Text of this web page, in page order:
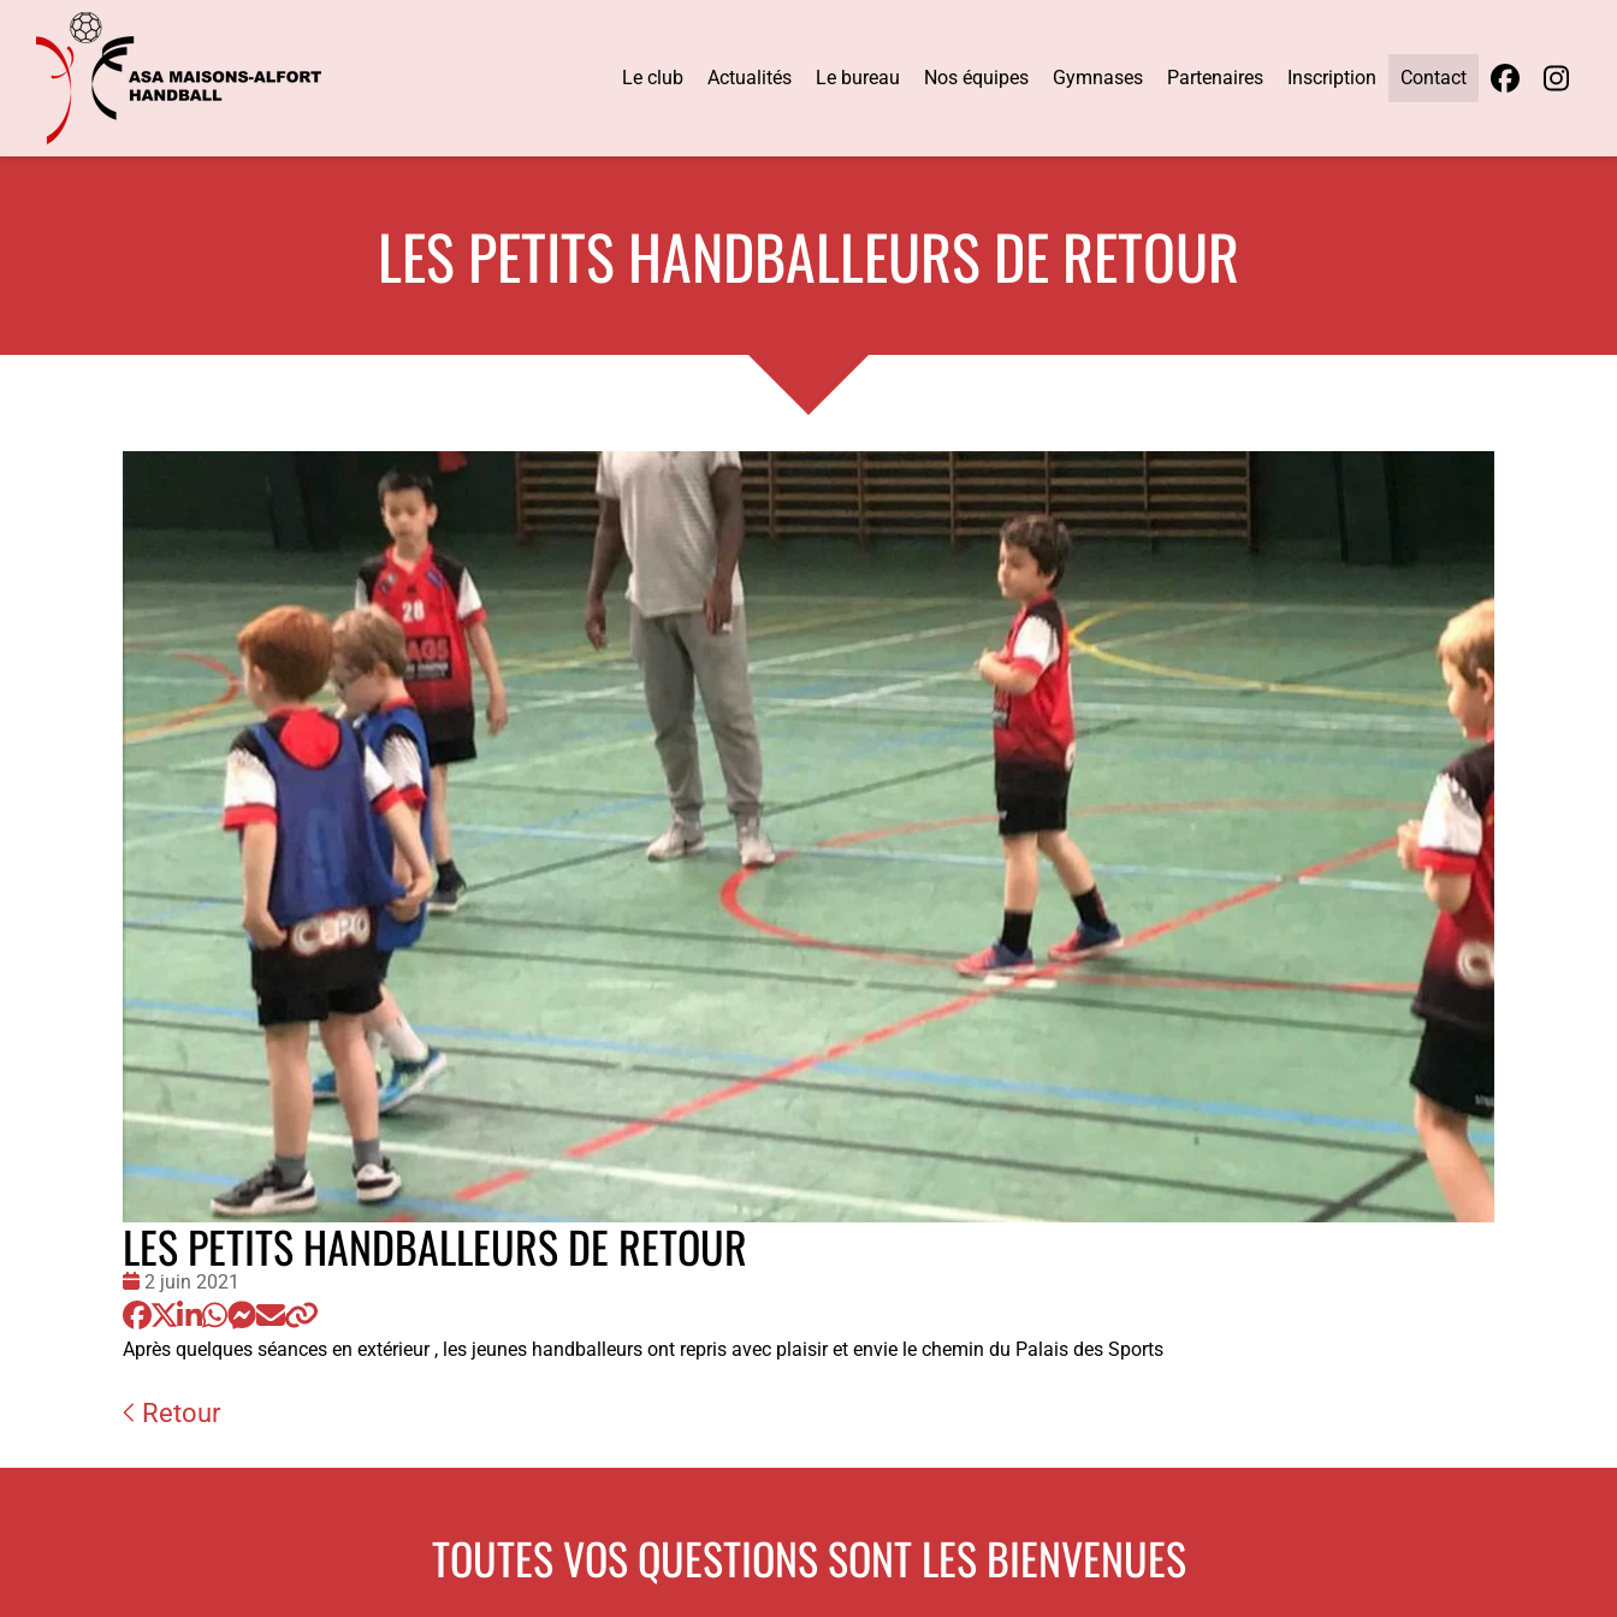
Le club Actualités Le bureau Nos équipes Gymnases Partenaires Inscription Contact
LES PETITS HANDBALLEURS DE RETOUR
LES PETITS HANDBALLEURS DE RETOUR
Date
:
2 juin 2021
Après quelques séances en extérieur , les jeunes handballeurs ont repris avec plaisir et envie le chemin du Palais des Sports
Retour
TOUTES VOS QUESTIONS SONT LES BIENVENUES